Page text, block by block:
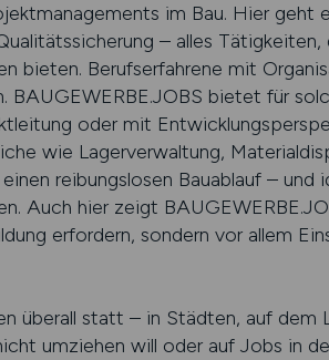
im Bau. Hier geht
– alles Tätigkeiten,
bieten. Berufserfahrene mit
bietet für
oder mit
wie Lagerverwaltung,
reibungslosen Bauablauf – und
Auch hier zeigt
erfordern, sondern vor allem
überall statt – in Städten, auf dem
umziehen will oder auf Jobs in